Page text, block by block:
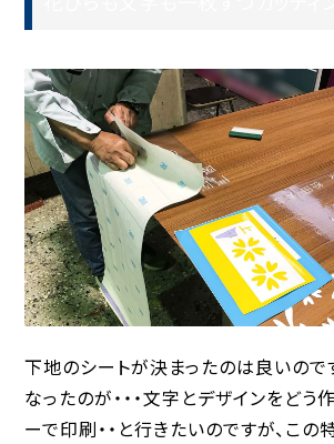
下地のシートが決まったのは良いので
なったのが・・・文字とデザインをどう
ーで印刷・・と行きたいのですが、こ